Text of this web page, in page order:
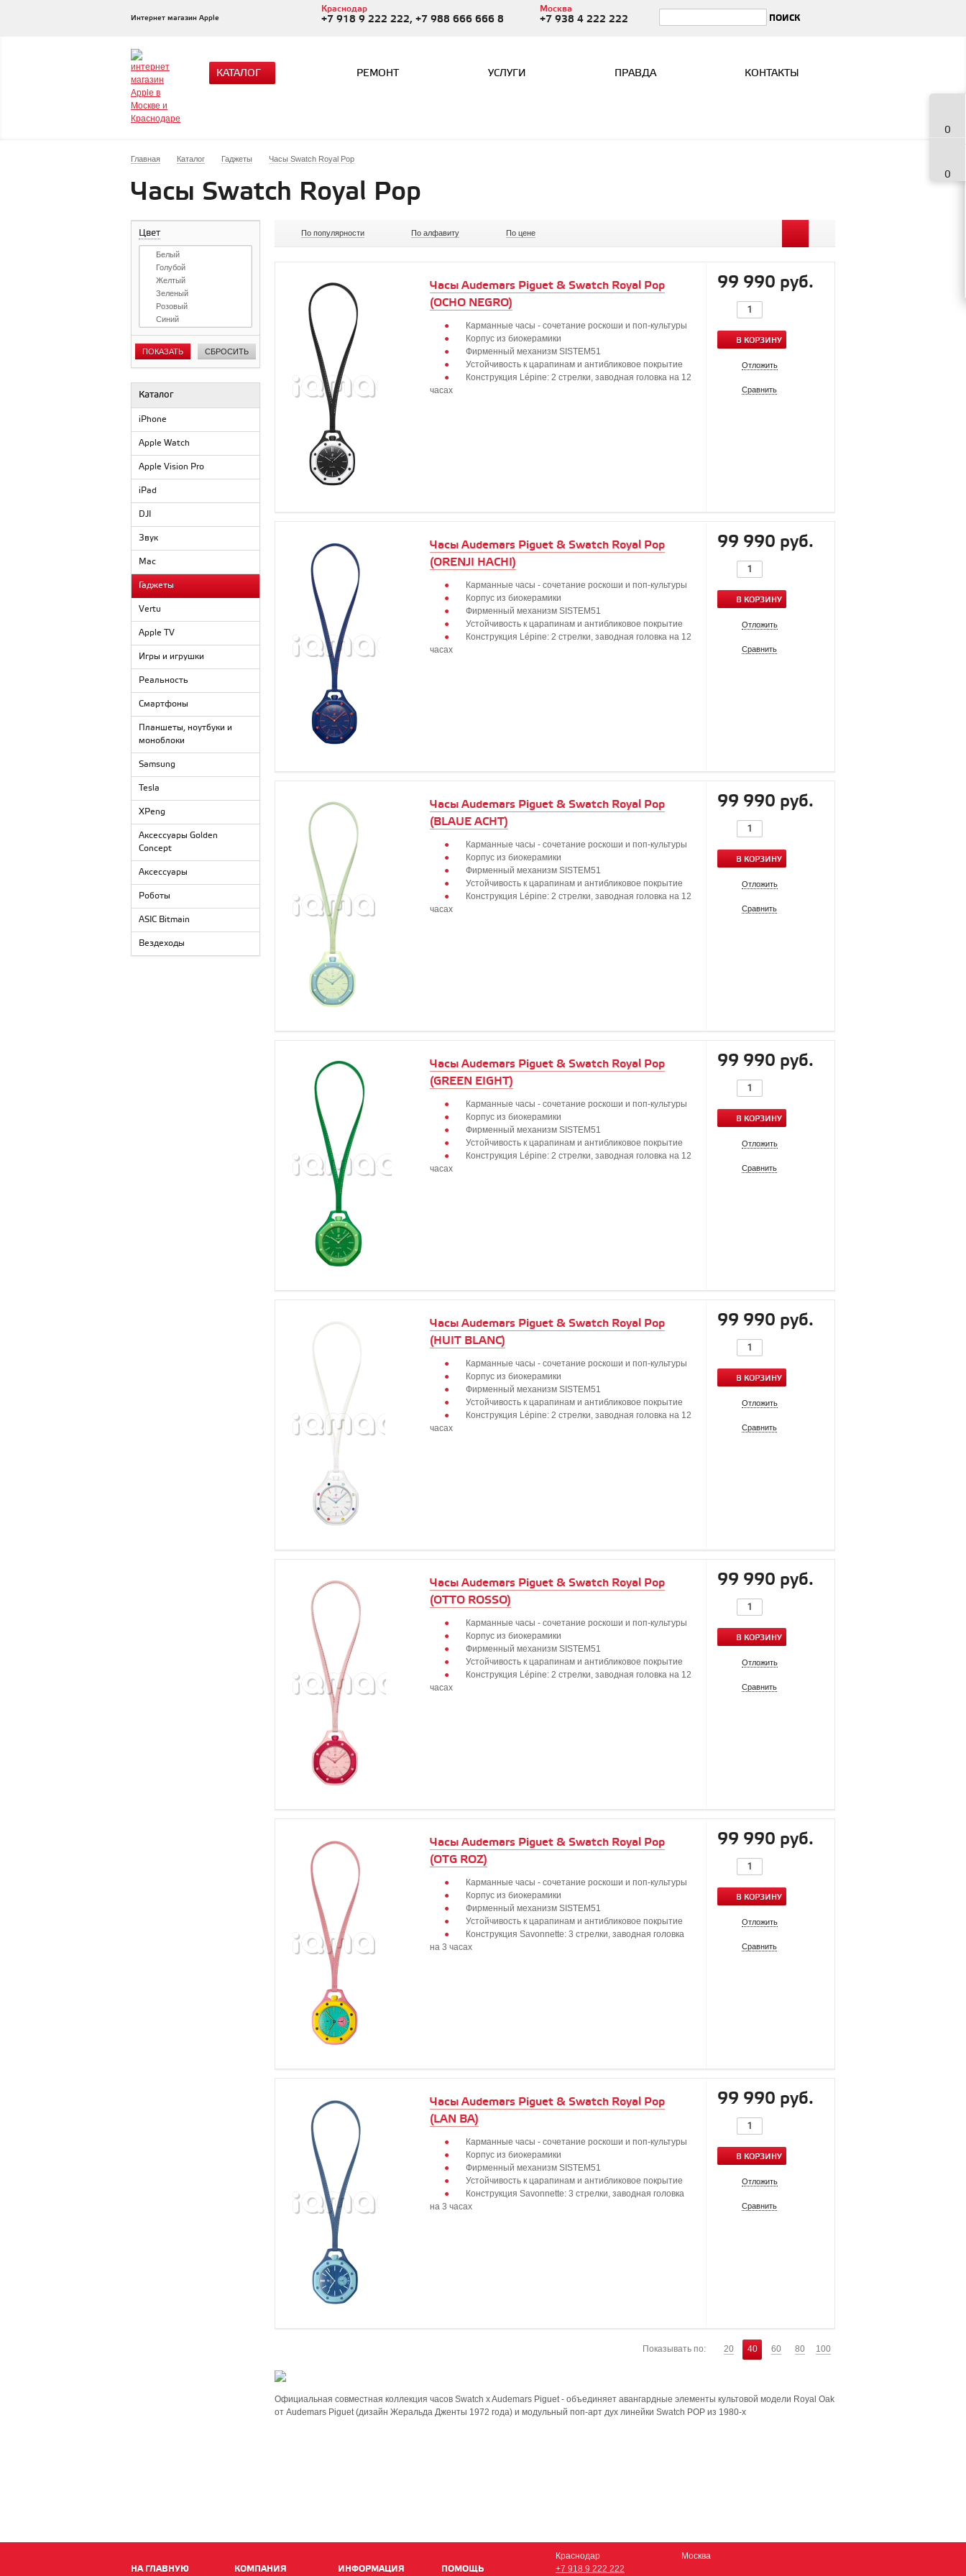
Интернет магазин Apple
Краснодар
+7 918 9 222 222, +7 988 666 666 8
Москва
+7 938 4 222 222
КАТАЛОГ РЕМОНТ УСЛУГИ ПРАВДА КОНТАКТЫ
0
0
Главная Каталог Гаджеты Часы Swatch Royal Pop
Часы Swatch Royal Pop
Цвет
Белый
Голубой
Желтый
Зеленый
Розовый
Синий
ПОКАЗАТЬ СБРОСИТЬ
Каталог
iPhone
Apple Watch
Apple Vision Pro
iPad
DJI
Звук
Mac
Гаджеты
Vertu
Apple TV
Игры и игрушки
Реальность
Смартфоны
Планшеты, ноутбуки и
моноблоки
Samsung
Tesla
XPeng
Аксессуары Golden
Concept
Аксессуары
Роботы
ASIC Bitmain
Вездеходы
По популярности По алфавиту По цене
Часы Audemars Piguet & Swatch Royal Pop
(OCHO NEGRO)
Карманные часы - сочетание роскоши и поп-культуры
Корпус из биокерамики
Фирменный механизм SISTEM51
Устойчивость к царапинам и антибликовое покрытие
Конструкция Lépine: 2 стрелки, заводная головка на 12
часах
99 990 руб.
В КОРЗИНУ
Отложить
Сравнить
Часы Audemars Piguet & Swatch Royal Pop
(ORENJI HACHI)
Карманные часы - сочетание роскоши и поп-культуры
Корпус из биокерамики
Фирменный механизм SISTEM51
Устойчивость к царапинам и антибликовое покрытие
Конструкция Lépine: 2 стрелки, заводная головка на 12
часах
99 990 руб.
В КОРЗИНУ
Отложить
Сравнить
Часы Audemars Piguet & Swatch Royal Pop
(BLAUE ACHT)
Карманные часы - сочетание роскоши и поп-культуры
Корпус из биокерамики
Фирменный механизм SISTEM51
Устойчивость к царапинам и антибликовое покрытие
Конструкция Lépine: 2 стрелки, заводная головка на 12
часах
99 990 руб.
В КОРЗИНУ
Отложить
Сравнить
Часы Audemars Piguet & Swatch Royal Pop
(GREEN EIGHT)
Карманные часы - сочетание роскоши и поп-культуры
Корпус из биокерамики
Фирменный механизм SISTEM51
Устойчивость к царапинам и антибликовое покрытие
Конструкция Lépine: 2 стрелки, заводная головка на 12
часах
99 990 руб.
В КОРЗИНУ
Отложить
Сравнить
Часы Audemars Piguet & Swatch Royal Pop
(HUIT BLANC)
Карманные часы - сочетание роскоши и поп-культуры
Корпус из биокерамики
Фирменный механизм SISTEM51
Устойчивость к царапинам и антибликовое покрытие
Конструкция Lépine: 2 стрелки, заводная головка на 12
часах
99 990 руб.
В КОРЗИНУ
Отложить
Сравнить
Часы Audemars Piguet & Swatch Royal Pop
(OTTO ROSSO)
Карманные часы - сочетание роскоши и поп-культуры
Корпус из биокерамики
Фирменный механизм SISTEM51
Устойчивость к царапинам и антибликовое покрытие
Конструкция Lépine: 2 стрелки, заводная головка на 12
часах
99 990 руб.
В КОРЗИНУ
Отложить
Сравнить
Часы Audemars Piguet & Swatch Royal Pop
(OTG ROZ)
Карманные часы - сочетание роскоши и поп-культуры
Корпус из биокерамики
Фирменный механизм SISTEM51
Устойчивость к царапинам и антибликовое покрытие
Конструкция Savonnette: 3 стрелки, заводная головка
на 3 часах
99 990 руб.
В КОРЗИНУ
Отложить
Сравнить
Часы Audemars Piguet & Swatch Royal Pop
(LAN BA)
Карманные часы - сочетание роскоши и поп-культуры
Корпус из биокерамики
Фирменный механизм SISTEM51
Устойчивость к царапинам и антибликовое покрытие
Конструкция Savonnette: 3 стрелки, заводная головка
на 3 часах
99 990 руб.
В КОРЗИНУ
Отложить
Сравнить
Показывать по: 20 40 60 80 100
Официальная совместная коллекция часов Swatch x Audemars Piguet - объединяет авангардные элементы культовой модели Royal Oak
от Audemars Piguet (дизайн Жеральда Дженты 1972 года) и модульный поп-арт дух линейки Swatch POP из 1980-х
НА ГЛАВНУЮ КОМПАНИЯ ИНФОРМАЦИЯ ПОМОЩЬ
Краснодар
+7 918 9 222 222
Москва